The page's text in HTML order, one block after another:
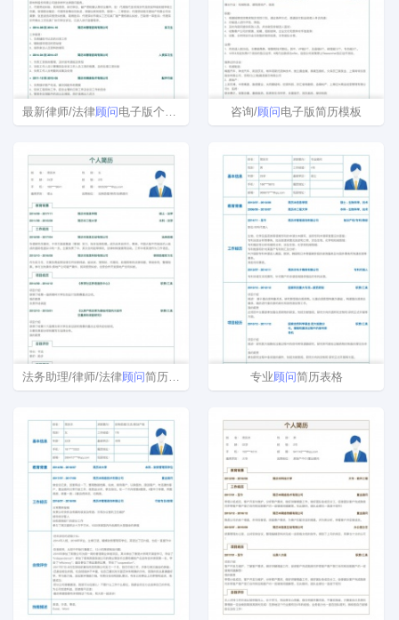
最新律师/法律顾问电子版个人简历模板范文 咨询/顾问电子版简历模板
法务助理/律师/法律顾问简历模板 专业顾问简历表格